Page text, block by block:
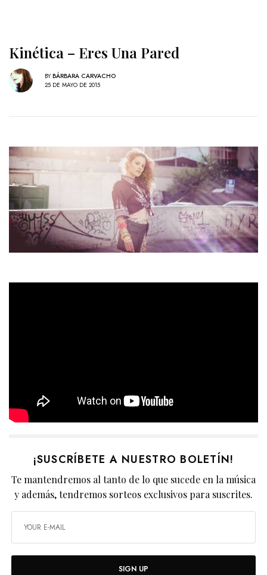
Kinética – Eres Una Pared
BY BÁRBARA CARVACHO
25 DE MAYO DE 2015
¡SUSCRÍBETE A NUESTRO BOLETÍN!
Te mantendremos al tanto de lo que sucede en la música
y además, tendremos sorteos exclusivos para suscrites.
SIGN UP